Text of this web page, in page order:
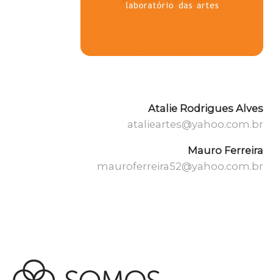
Atalie Rodrigues Alves
atalieartes@yahoo.com.br
Mauro Ferreira
mauroferreira52@yahoo.com.br